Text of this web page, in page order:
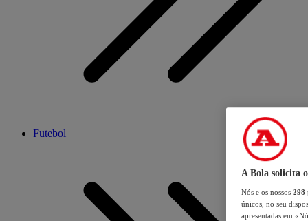
Futebol
A Bola solicita
Nós e os nossos 298
únicos, no seu
apresentadas em